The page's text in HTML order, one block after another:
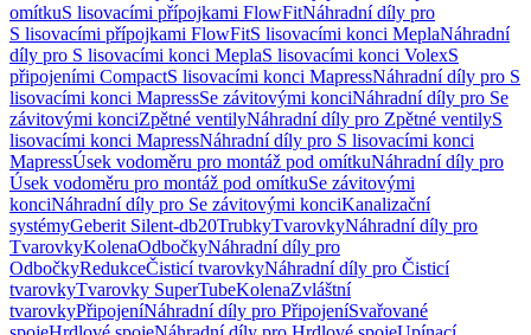
omítkuS lisovacími přípojkami FlowFitNáhradní díly pro
S lisovacími přípojkami FlowFitS lisovacími konci MeplaNáhradní
díly pro S lisovacími konci MeplaS lisovacími konci VolexS
připojeními CompactS lisovacími konci MapressNáhradní díly pro S
lisovacími konci MapressSe závitovými konciNáhradní díly pro Se
závitovými konciZpětné ventilyNáhradní díly pro Zpětné ventilyS
lisovacími konci MapressNáhradní díly pro S lisovacími konci
MapressÚsek vodoměru pro montáž pod omítkuNáhradní díly pro
Úsek vodoměru pro montáž pod omítkuSe závitovými
konciNáhradní díly pro Se závitovými konciKanalizační
systémyGeberit Silent-db20TrubkyTvarovkyNáhradní díly pro
TvarovkyKolenaOdbočkyNáhradní díly pro
OdbočkyRedukceČisticí tvarovkyNáhradní díly pro Čisticí
tvarovkyTvarovky SuperTubeKolenaZvláštní
tvarovkyPřipojeníNáhradní díly pro PřipojeníSvařované